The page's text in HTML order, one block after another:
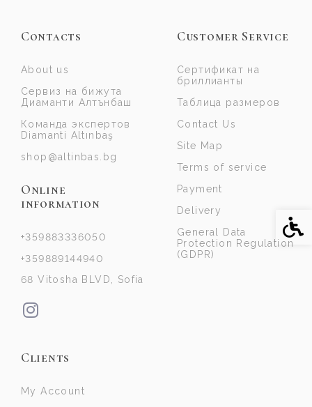
Contacts
About us
Сервиз на бижута
Диаманти Алтънбаш
Команда экспертов
Diamanti Altınbaş
shop@altinbas.bg
Online
information
+359883336050
+359889144940
68 Vitosha BLVD, Sofia
Customer Service
Сертификат на
бриллианты
Таблица размеров
Contact Us
Site Map
Terms of service
Payment
Delivery
General Data
Protection Regulation
(GDPR)
Clients
My Account